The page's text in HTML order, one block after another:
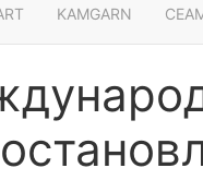
KAMGARN